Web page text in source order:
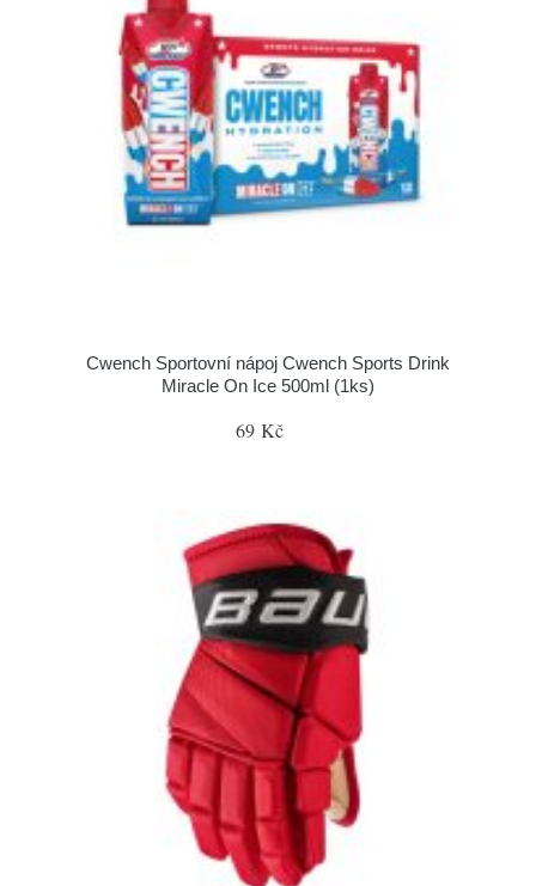
Cwench Sportovní nápoj Cwench Sports Drink
Miracle On Ice 500ml (1ks)
69 Kč